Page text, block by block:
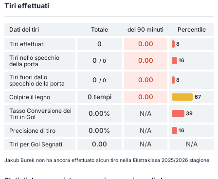
Tiri effettuati
Dati dei tiri Totale dei 90 minuti
Percentile
Tiri effettuati
0 0.00 8
Tiri nello specchio
della porta
0 / 0 0.00 16
Tiri fuori dallo
specchio della porta
0 / 0 0.00 8
Colpire il legno 0 tempi 0.00 67
Tasso Conversione dei
Tiri in Gol
0.00% N/A 39
Precisione di tiro 0.00% N/A 16
Tiri per Gol Segnati 0.00 N/A N/A
Jakub Burek non ha ancora effettuato alcun tiro nella Ekstraklasa 2025/2026 stagione.